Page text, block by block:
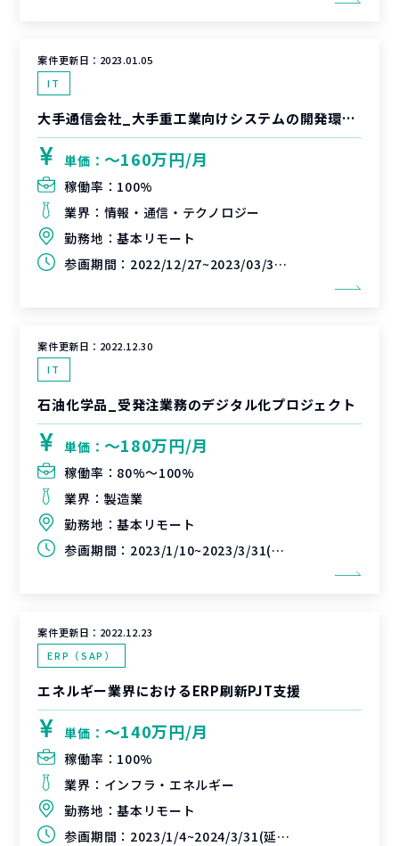
案件更新日： 2023.01.05
IT
大手通信会社_大手重工業向けシステムの開発環境構築のコンセプトシート策定支援
単価： 〜160万円/月
稼働率： 100%
業界： 情報・通信・テクノロジー
勤務地：基本リモート
参画期間： 2022/12/27~2023/03/31（延長可能性なし）
案件更新日： 2022.12.30
IT
石油化学品_受発注業務のデジタル化プロジェクト
単価： 〜180万円/月
稼働率： 80%〜100%
業界： 製造業
勤務地：基本リモート
参画期間： 2023/1/10~2023/3/31(延長可能性あり)
案件更新日： 2022.12.23
ERP（SAP）
エネルギー業界におけるERP刷新PJT支援
単価： 〜140万円/月
稼働率： 100%
業界： インフラ・エネルギー
勤務地：基本リモート
参画期間： 2023/1/4~2024/3/31(延長可能性あり)